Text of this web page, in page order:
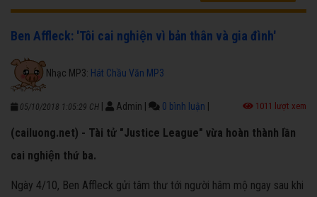
Ben Affleck: 'Tôi cai nghiện vì bản thân và gia đình'
Nhạc MP3: Hát Chầu Văn MP3
05/10/2018 1:05:29 CH Admin 0 bình luận 1011 lượt xem
(cailuong.net) - Tài tử "Justice League" vừa hoàn thành lần
cai nghiện thứ ba.
Ngày 4/10, Ben Affleck gửi tâm thư tới người hâm mộ ngay sau khi